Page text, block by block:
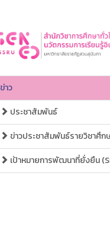
ข่าว
ประชาสัมพันธ์
ข่าวประชาสัมพันธ์รายวิชาศึก
เป้าหมายการพัฒนาที่ยั่งยืน